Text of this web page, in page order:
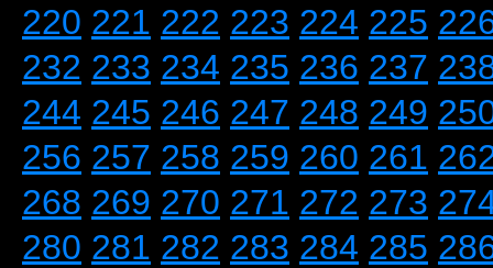
220 221 222 223 224 225
232 233 234 235 236 237
244 245 246 247 248 249
256 257 258 259 260 261
268 269 270 271 272 273
280 281 282 283 284 285